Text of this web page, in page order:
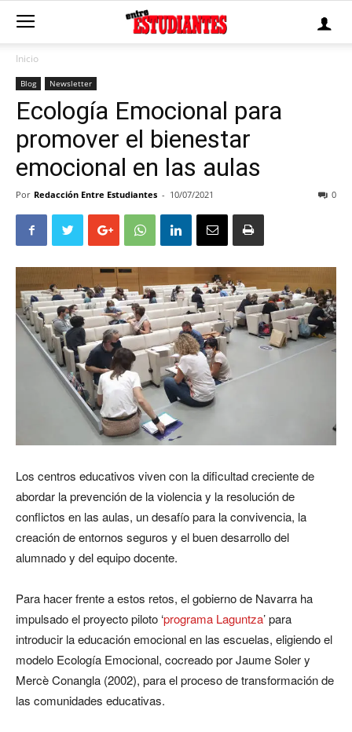
Inicio
Blog Newsletter
Ecología Emocional para
promover el bienestar
emocional en las aulas
Por Redacción Entre Estudiantes - 10/07/2021 0
Los centros educativos viven con la dificultad creciente de
abordar la prevención de la violencia y la resolución de
conflictos en las aulas, un desafío para la convivencia, la
creación de entornos seguros y el buen desarrollo del
alumnado y del equipo docente.
Para hacer frente a estos retos, el gobierno de Navarra ha
impulsado el proyecto piloto ‘programa Laguntza’ para
introducir la educación emocional en las escuelas, eligiendo el
modelo Ecología Emocional, cocreado por Jaume Soler y
Mercè Conangla (2002), para el proceso de transformación de
las comunidades educativas.